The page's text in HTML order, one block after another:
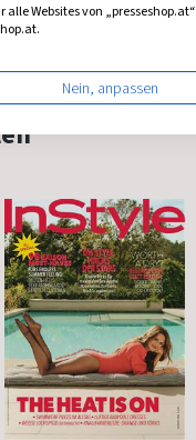
Websites von
Nein, anpassen